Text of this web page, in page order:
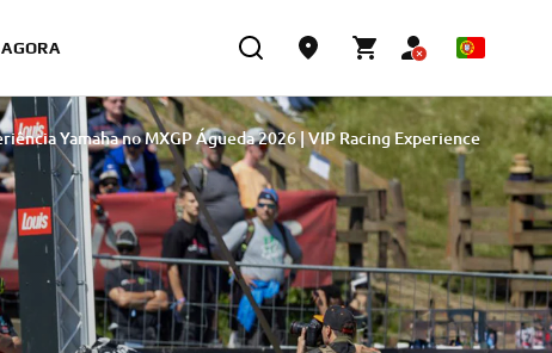
Yamaha no MXGP Águeda 2026 | VIP Racing Experience